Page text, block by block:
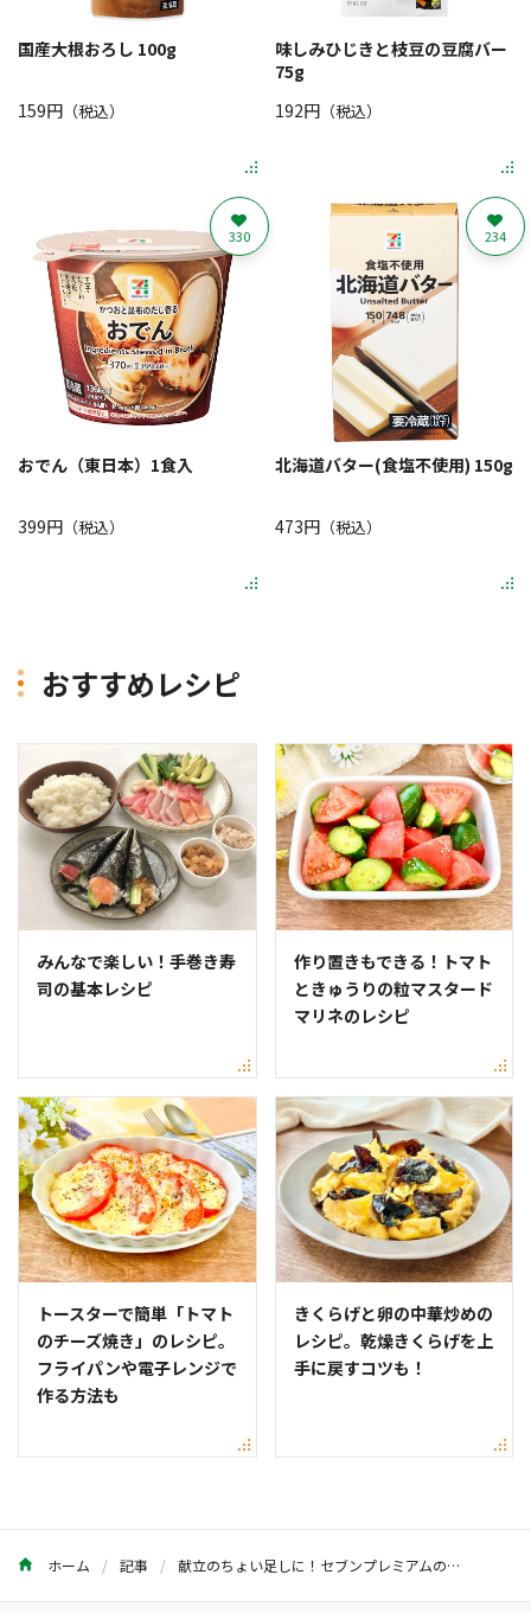
国産大根おろし 100g
159円 （税込）
味しみひじきと枝豆の豆腐バー
75g
192円（税込）
おでん（東日本）1食入
399円 （税込）
330
北海道バター(食塩不使用) 150g
473円（税込）
234
おすすめレシピ
みんなで楽しい！手巻き寿
司の基本レシピ
作り置きもできる！トマト
ときゅうりの粒マスタード
マリネのレシピ
トースターで簡単「トマト
のチーズ焼き」のレシピ。
フライパンや電子レンジで
作る方法も
きくらげと卵の中華炒めの
レシピ。乾燥きくらげを上
手に戻すコツも！
ホーム 記事 献立のちょい足しに！セブンプレミアムのおすすめサラダ15選